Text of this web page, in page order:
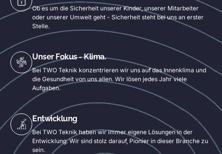
Ob es um die Sicherheit unserer Kinder, unserer Mitarbeiter
oder unserer Umwelt geht - Sicherheit steht bei uns an erster
Stelle.
Unser Fokus - Klima.
Bei TWO Teknik konzentrieren wir uns auf das Innenklima und
die Gesundheit von uns allen. Wir lösen jedes Jahr viele
Aufgaben.
Entwicklung
Bei TWO Teknik haben wir immer eigene Lösungen in der
Entwicklung. Wir sind stolz darauf, Pionier in dieser Branche zu
sein.